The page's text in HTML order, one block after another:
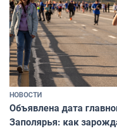
НОВОСТИ
Объявлена дата
Заполярья: как